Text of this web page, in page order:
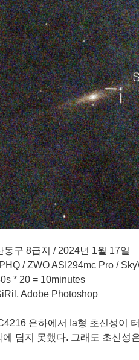
동구 8급지 / 2024년 1월 17일
/ ZWO ASI294mc Pro /
* 20 = 10minutes
Adobe Photoshop
은하에서 Ia형 초신성이
담지 못했다. 그래도 초신성